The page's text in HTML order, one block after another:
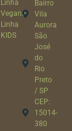
Linha
Vegana
Linha
KIDS
Bairro
Vila
Aurora
São
José
do
Rio
Preto
/ SP
CEP:
15014-
380